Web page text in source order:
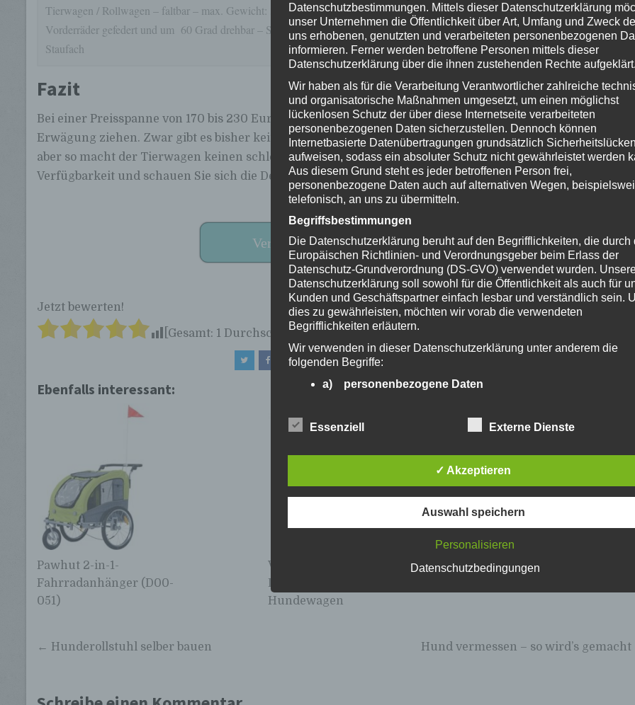
Tierwagen / Rollwagen – faltbar – max. Gewicht: 30 kg – Reifendurchmesser hinten: 28 cm – Liegefläche: 70 x 35 cm –
Vorderräder gefedert und um 60 Grad drehbar – Schutz vor Wind und Wetter durch Dach – verstellbarer Handlauf – praktisches
Staufach
Fazit
Bei einer Preisspanne von 170 bis 230 Euro sollten Sie diesen Hunderollstuhl-Ersatz zumindest in
Erwägung ziehen. Zwar gibt es bisher keine Bewertungen als Anhaltspunkt für Qualität und Verarbeitung,
aber so macht der Tierwagen keinen schlechten Eindruck. Prüfen Sie einfach unverbindlich die Preise
Verfügbarkeit und schauen Sie sich die Details an und überzeugen Sie sich selbst.
Verfügbarkeit und Preis prüfen
Jetzt bewerten!
[Gesamt: 1 Durchschnitt:5]
Ebenfalls interessant:
Pawhut 2-in-1-
Fahrradanhänger (D00-
051)
VIAGDO
Doppelschichtiger
Hundewagen
Wooce Tierwagen für
Beitragsnavigation
← Hunderollstuhl selber bauen Hund vermessen – so wird’s
Datenschutzbestimmungen. Mittels dieser Datenschutzerklärung
unser Unternehmen die Öffentlichkeit über Art, Umfang und Zweck
uns erhobenen, genutzten und verarbeiteten personenbezogenen
informieren. Ferner werden betroffene Personen mittels dieser
Datenschutzerklärung über die ihnen zustehenden Rechte aufgeklärt.
Wir haben als für die Verarbeitung Verantwortlicher zahlreiche
und organisatorische Maßnahmen umgesetzt, um einen möglichst
lückenlosen Schutz der über diese Internetseite verarbeiteten
personenbezogenen Daten sicherzustellen. Dennoch können
Internetbasierte Datenübertragungen grundsätzlich Sicherheitslücken
aufweisen, sodass ein absoluter Schutz nicht gewährleistet werden
Aus diesem Grund steht es jeder betroffenen Person frei,
personenbezogene Daten auch auf alternativen Wegen,
telefonisch, an uns zu übermitteln.
Begriffsbestimmungen
Die Datenschutzerklärung beruht auf den Begrifflichkeiten, die durch
Europäischen Richtlinien- und Verordnungsgeber beim Erlass der
Datenschutz-Grundverordnung (DS-GVO) verwendet wurden.
Datenschutzerklärung soll sowohl für die Öffentlichkeit als auch für
Kunden und Geschäftspartner einfach lesbar und verständlich sein.
dies zu gewährleisten, möchten wir vorab die verwendeten
Begrifflichkeiten erläutern.
Wir verwenden in dieser Datenschutzerklärung unter anderem die
folgenden Begriffe:
a) personenbezogene Daten
identifizierte oder identifizierbare natürliche Person (im
„betroffene Person") beziehen. Als identifizierbar wird eine
Kennnummer, zu Standortdaten, zu einer Online-Kennung oder
einem oder mehreren besonderen Merkmalen, die Ausdruck
wirtschaftlichen, kulturellen oder sozialen Identität dieser
natürlichen Person sind, identifiziert werden kann.
Betroffene Person ist jede identifizierte oder identifizierbare
Verarbeitung Verantwortlichen verarbeitet werden.
Verarbeitung ist jeder mit oder ohne Hilfe automatisierter
Essenziell Externe Dienste
✓ Akzeptieren
Auswahl speichern
Personalisieren
Datenschutzbedingungen